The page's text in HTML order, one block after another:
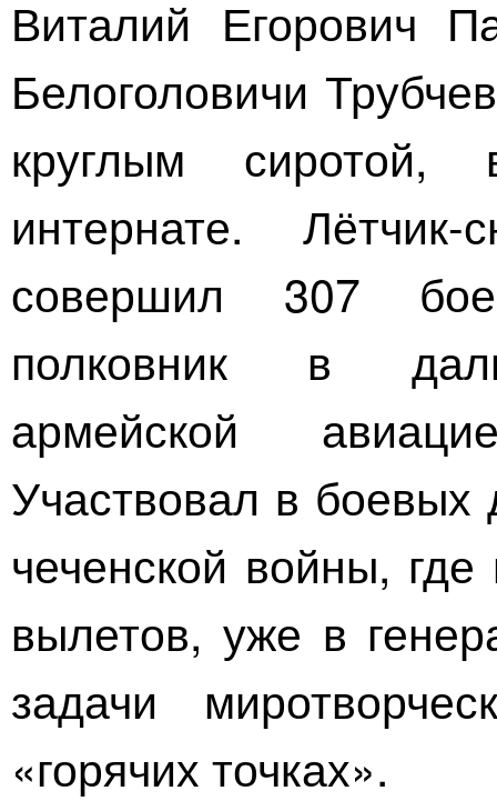
Виталий Егорович
Белоголовичи
круглым
интернате. Лётчик-
совершил 307
полковник в
армейской
Участвовал в боевых
чеченской войны,
вылетов, уже в
задачи
«горячих точках».